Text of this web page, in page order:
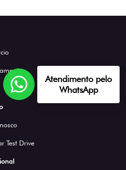
Test Drive
Atendimento pelo
WhatsApp